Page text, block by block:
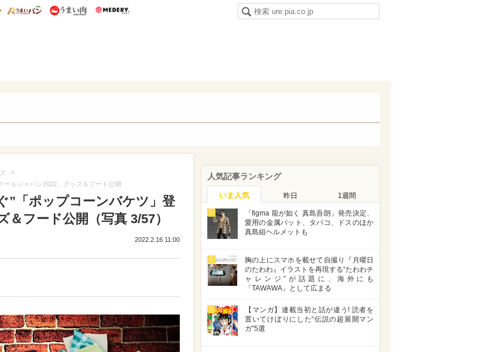
ニー特集
うまいめし うまいパン うまい肉
>
ールジャパン2022」グッズ＆フード公開
”「ポップコーンバケツ」登
フード公開（写真 3/57）
2022.2.16 11:00
人気記事ランキング
いま人気 昨日 1週間
1
「figma 龍が如く 真島吾朗」発売決定、
愛用の金属バット、タバコ、ドスのほか
真島組ヘルメットも
2
胸の上にスマホを載せて自撮り『月曜日
のたわわ』イラストを再現する“たわわチ
ャレンジ”が話題に、海外にも
「TAWAWA」として広まる
3
【マンガ】連載当初と話が違う! 読者を
置いてけぼりにした“伝説の超展開マン
ガ”5選